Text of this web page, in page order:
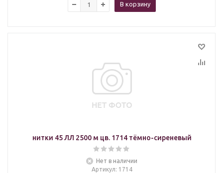
В корзину
нитки 45 ЛЛ 2500 м цв. 1714 тёмно-сиреневый
Нет в наличии
Артикул: 1714